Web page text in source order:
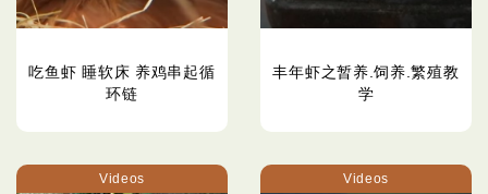
吃鱼虾 睡软床 养鸡串起循
环链
丰年虾之暂养.饲养.繁殖教
学
Videos Videos